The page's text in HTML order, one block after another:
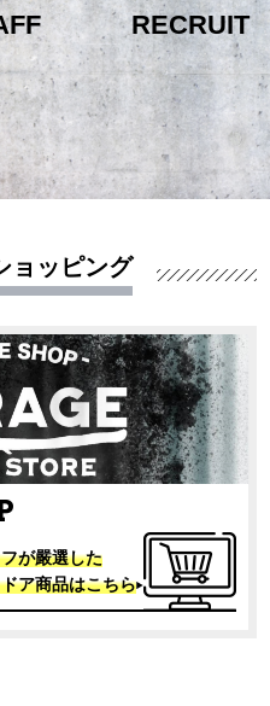
RECRUIT
ョッピング
が嚴選した
ア商品はこちら